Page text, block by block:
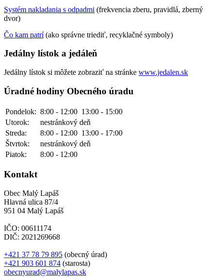
Systém nakladania s odpadmi (frekvencia zberu, pravidlá, zberný
dvor)
Čo kam patrí(ako správne triediť, recyklačné symboly)
Jedálny lístok a jedáleň
Jedálny lístok si môžete zobraziť na stránke www.jedalen.sk
Úradné hodiny Obecného úradu
Pondelok: 8:00 - 12:00 13:00 - 15:00
Utorok:
nestránkový deň
Streda:
8:00 - 12:00 13:00 - 17:00
Štvrtok:
nestránkový deň
Piatok:
8:00 - 12:00
Kontakt
Obec Malý Lapáš
Hlavná ulica 87/4
951 04 Malý Lapáš
IČO: 00611174
DIČ: 2021269668
+421 37 78 79 895 (obecný úrad)
+421 903 601 874 (starosta)
obecnyurad@malylapas.sk